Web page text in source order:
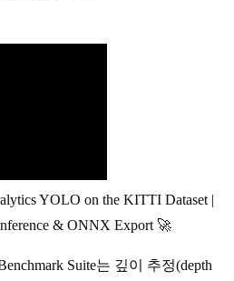
YOLO on the KITTI Dataset |
& ONNX Export 🚀
Suite는 깊이 추정(depth